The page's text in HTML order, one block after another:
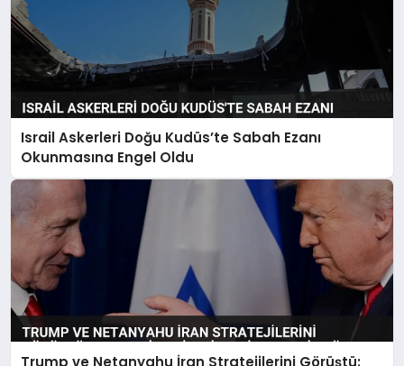
Israil Askerleri Doğu Kudüs’te Sabah Ezanı
Okunmasına Engel Oldu
Trump ve Netanyahu İran Stratejilerini Görüştü: